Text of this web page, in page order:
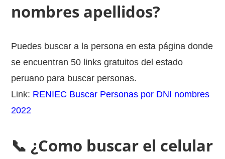
nombres apellidos?
Puedes buscar a la persona en esta página donde
se encuentran 50 links gratuitos del estado
peruano para buscar personas.
Link: RENIEC Buscar Personas por DNI nombres
2022
📞 ¿Como buscar el celular